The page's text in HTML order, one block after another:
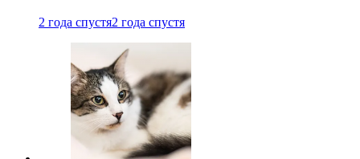
2 года спустя2 года спустя